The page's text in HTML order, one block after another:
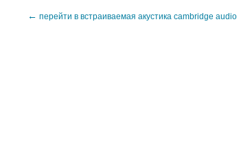
← перейти в встраиваемая акустика cambridge audio